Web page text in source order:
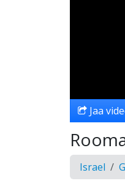
Jaa
Israel